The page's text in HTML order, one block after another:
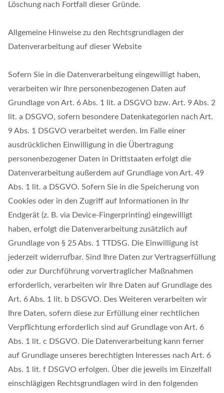
Löschung nach Fortfall dieser Gründe.
Allgemeine Hinweise zu den Rechtsgrundlagen der
Datenverarbeitung auf dieser Website
Sofern Sie in die Datenverarbeitung eingewilligt haben,
verarbeiten wir Ihre personenbezogenen Daten auf
Grundlage von Art. 6 Abs. 1 lit. a DSGVO bzw. Art. 9 Abs. 2
lit. a DSGVO, sofern besondere Datenkategorien nach Art.
9 Abs. 1 DSGVO verarbeitet werden. Im Falle einer
ausdrücklichen Einwilligung in die Übertragung
personenbezogener Daten in Drittstaaten erfolgt die
Datenverarbeitung außerdem auf Grundlage von Art. 49
Abs. 1 lit. a DSGVO. Sofern Sie in die Speicherung von
Cookies oder in den Zugriff auf Informationen in Ihr
Endgerät (z. B. via Device-Fingerprinting) eingewilligt
haben, erfolgt die Datenverarbeitung zusätzlich auf
Grundlage von § 25 Abs. 1 TTDSG. Die Einwilligung ist
jederzeit widerrufbar. Sind Ihre Daten zur Vertragserfüllung
oder zur Durchführung vorvertraglicher Maßnahmen
erforderlich, verarbeiten wir Ihre Daten auf Grundlage des
Art. 6 Abs. 1 lit. b DSGVO. Des Weiteren verarbeiten wir
Ihre Daten, sofern diese zur Erfüllung einer rechtlichen
Verpflichtung erforderlich sind auf Grundlage von Art. 6
Abs. 1 lit. c DSGVO. Die Datenverarbeitung kann ferner
auf Grundlage unseres berechtigten Interesses nach Art. 6
Abs. 1 lit. f DSGVO erfolgen. Über die jeweils im Einzelfall
einschlägigen Rechtsgrundlagen wird in den folgenden